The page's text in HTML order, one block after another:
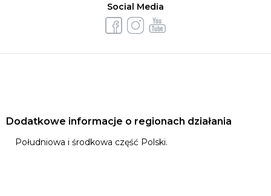
Social Media
Dodatkowe informacje o regionach działania
Południowa i środkowa część Polski.